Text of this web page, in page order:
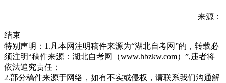
来源：
结束
特别声明：1.凡本网注明稿件来源为“湖北自考网”的，转载必
须注明“稿件来源：湖北自考网（www.hbzkw.com）”,违者将
依法追究责任；
2.部分稿件来源于网络，如有不实或侵权，请联系我们沟通解